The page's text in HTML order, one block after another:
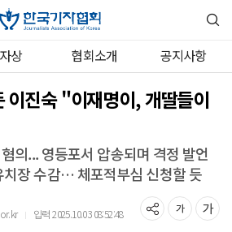
상 협회소개 공지사항
이진숙 "이재명이, 개딸들이
의... 영등포서 압송되며 격정 발언
치장 수감… 체포적부심 신청할 듯
｜ 입력 2025.10.03 08:52:48